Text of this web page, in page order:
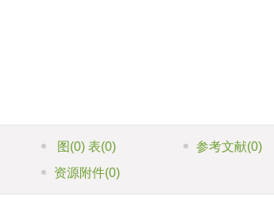
图 (0) 表(0) 参考文献(0)
资源附件(0)